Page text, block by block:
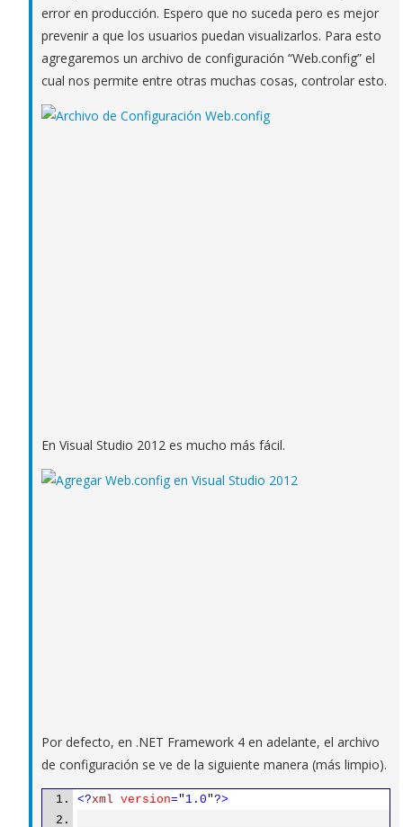
error en producción. Espero que no suceda pero es mejor
prevenir a que los usuarios puedan visualizarlos. Para esto
agregaremos un archivo de configuración “Web.config” el
cual nos permite entre otras muchas cosas, controlar esto.
En Visual Studio 2012 es mucho más fácil.
Por defecto, en .NET Framework 4 en adelante, el archivo
de configuración se ve de la siguiente manera (más limpio).
<?xml version=" 1.0"?>